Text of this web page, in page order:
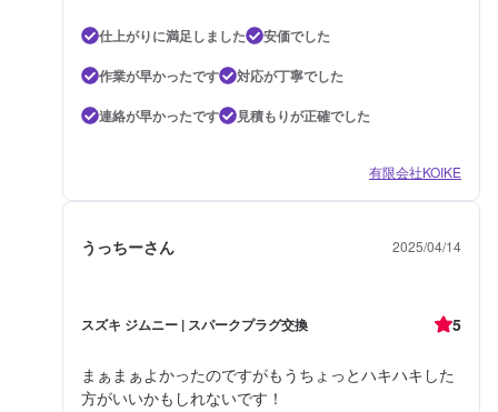
仕上がりに満足しました
安価でした
作業が早かったです
対応が丁寧でした
連絡が早かったです
見積もりが正確でした
有限会社KOIKE
うっちーさん 2025/04/14
スズキ ジムニー | スパークプラグ交換 5
まぁまぁよかったのですがもうちょっとハキハキした
方がいいかもしれないです！